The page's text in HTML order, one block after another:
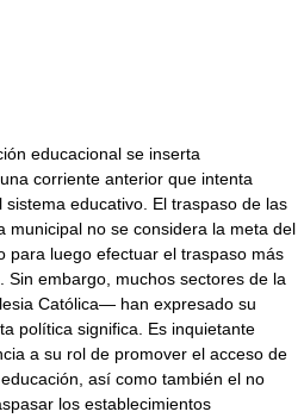
educacional se inserta
corriente anterior que intenta
educativo. El traspaso de las
municipal no se considera la meta del
para luego efectuar el traspaso más
Sin embargo, muchos sectores de la
Católica— han expresado su
política significa. Es inquietante
a su rol de promover el acceso de
así como también el no
los establecimientos